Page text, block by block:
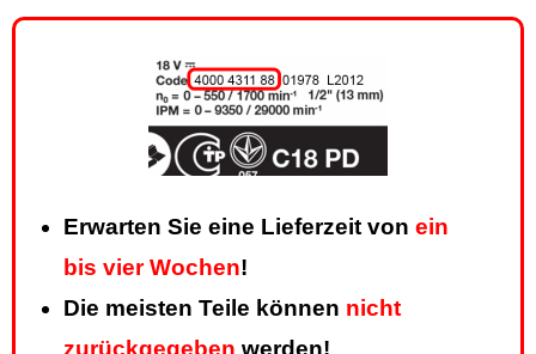
Erwarten Sie eine Lieferzeit von ein
bis vier Wochen!
Die meisten Teile können nicht
zurückgegeben werden!